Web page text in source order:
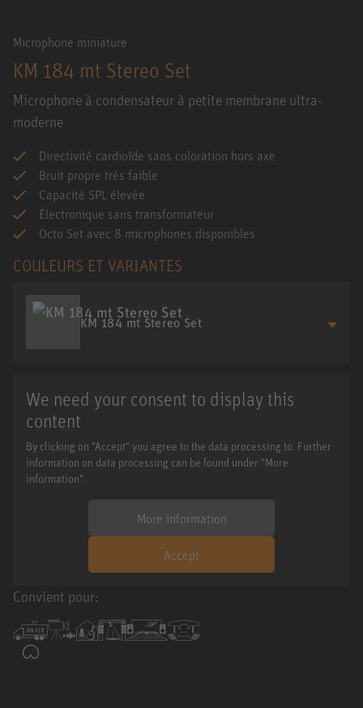
Microphone miniature
KM 184 mt Stereo Set
Microphone à condensateur à petite membrane ultra-
moderne
Directivité cardioïde sans coloration hors axe
Bruit propre très faible
Capacité SPL élevée
Électronique sans transformateur
Octo Set avec 8 microphones disponibles
COULEURS ET VARIANTES
KM 184 mt Stereo Set
We need your consent to display this
content
By clicking on "Accept" you agree to the data processing to. Further
information on data processing can be found under "More
information".
More information
Accept
Convient pour: